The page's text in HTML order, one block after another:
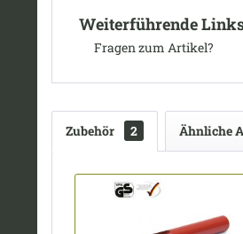
Weiterführende
Fragen zum Artikel?
Zubehör 2 Ähnliche